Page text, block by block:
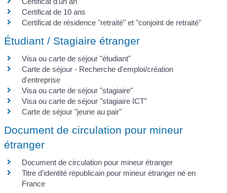
Certificat de 10 ans
Certificat de résidence "retraité" et "conjoint de retraité"
Étudiant / Stagiaire étranger
Visa ou carte de séjour "étudiant"
Carte de séjour - Recherche d'emploi/création
d'entreprise
Visa ou carte de séjour "stagiaire"
Visa ou carte de séjour "stagiaire ICT"
Carte de séjour "jeune au pair"
Document de circulation pour mineur
étranger
Document de circulation pour mineur étranger
Titre d'identité républicain pour mineur étranger né en
France